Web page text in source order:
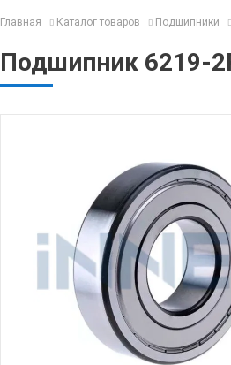
Главная Каталог товаров Подшипники
Подшипник 6219-